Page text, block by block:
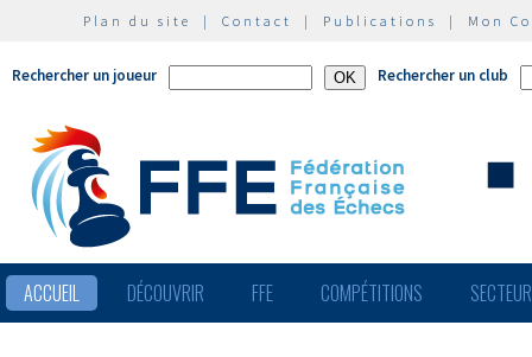
Plan du site | Contact | Publications | Mon
Rechercher un joueur Rechercher un club
ACCUEIL DÉCOUVRIR FFE COMPÉTITIONS